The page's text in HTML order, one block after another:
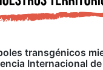
transgénicos
Internacional